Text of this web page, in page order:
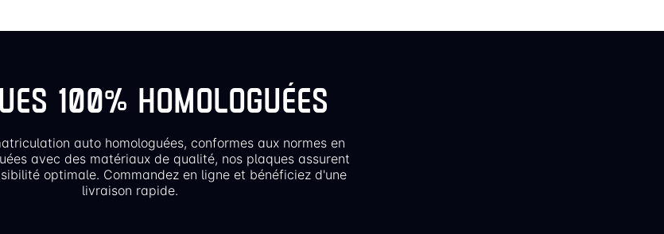
100% HOMOLOGUÉES
auto homologuées, conformes aux normes en
avec des matériaux de qualité, nos plaques assurent
optimale. Commandez en ligne et bénéficiez d'une
livraison rapide.